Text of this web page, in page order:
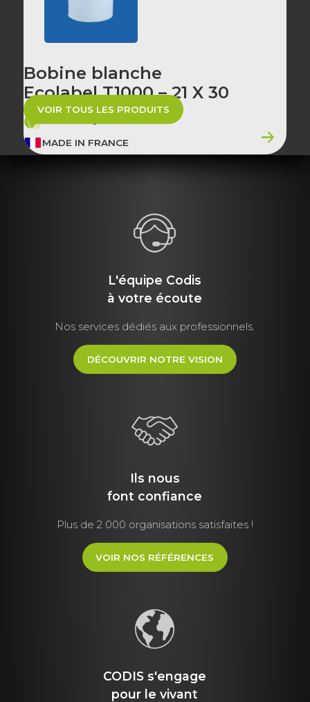
Bobine blanche
Ecolabel T1000 – 21 X 30
MADE IN FRANCE
VOIR TOUS LES PRODUITS
L'équipe Codis
à votre écoute
Nos services dédiés aux professionnels.
DÉCOUVRIR NOTRE VISION
Ils nous
font confiance
Plus de 2 000 organisations satisfaites !
VOIR NOS RÉFÉRENCES
CODIS s'engage
pour le vivant